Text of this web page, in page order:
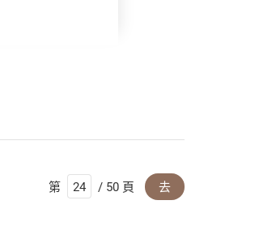
第 / 50 頁 去